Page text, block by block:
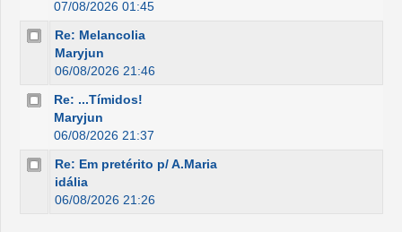
07/08/2026 01:45
Re: Melancolia
Maryjun
06/08/2026 21:46
Re: ...Tímidos!
Maryjun
06/08/2026 21:37
Re: Em pretérito p/ A.Maria
idália
06/08/2026 21:26